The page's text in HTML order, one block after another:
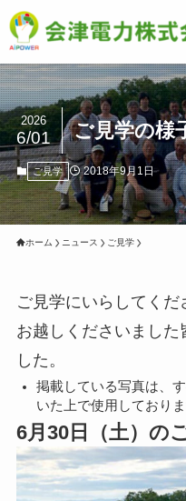
ご見学の様
2026
6/01
ご見学 2018年9月1日
ホーム ニュース ご見学
ご見学にいらしてくだ
お越しくださいました
した。
掲載している写真は、
いた上で使用しておりま
6月30日（土）の